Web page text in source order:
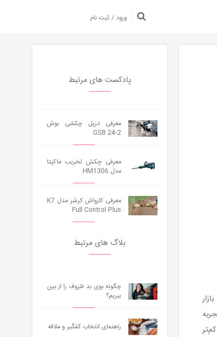
ورود / ثبت نام
پادکست های مرتبط
معرفی دریل چکشی بوش
GSB 24-2
معرفی چکش تخریب ماکیتا
مدل HM1306
معرفی کارواش کرشر مدل K7
Full Control Plus
بلاگ های مرتبط
چگونه بوی بد ظروف را از بین
ببریم؟
راهنمای انتخاب کفگیر و ملاقه